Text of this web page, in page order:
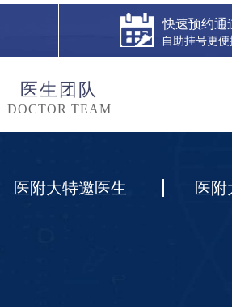
快速预约通
自助挂号更便
医生团队
DOCTOR TEAM
医附大特邀医生 医附